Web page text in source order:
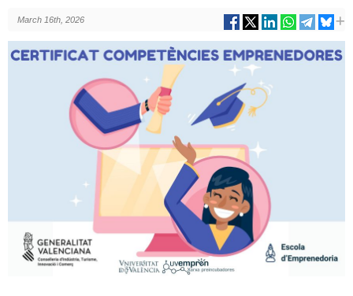
March 16th, 2026